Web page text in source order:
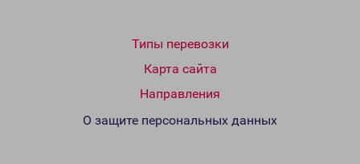
Типы перевозки
Карта сайта
Направления
О защите персональных данных